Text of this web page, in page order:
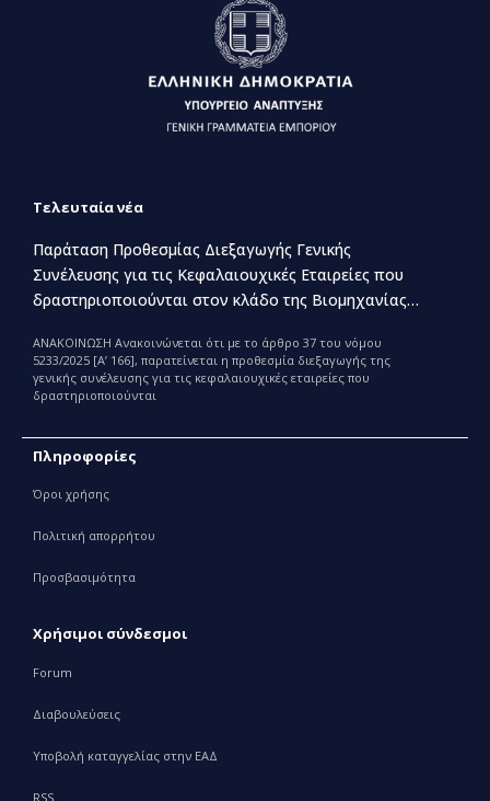
Τελευταία νέα
Παράταση Προθεσμίας Διεξαγωγής Γενικής
Συνέλευσης για τις Κεφαλαιουχικές Εταιρείες που
δραστηριοποιούνται στον κλάδο της Βιομηχανίας
ΑΝΑΚΟΙΝΩΣΗ Ανακοινώνεται ότι με το άρθρο 37 του νόμου
5233/2025 [Α’ 166], παρατείνεται η προθεσμία διεξαγωγής της
γενικής συνέλευσης για τις κεφαλαιουχικές εταιρείες που
δραστηριοποιούνται
Πληροφορίες
Όροι χρήσης
Πολιτική απορρήτου
Προσβασιμότητα
Χρήσιμοι σύνδεσμοι
Forum
Διαβουλεύσεις
Υποβολή καταγγελίας στην ΕΑΔ
RSS